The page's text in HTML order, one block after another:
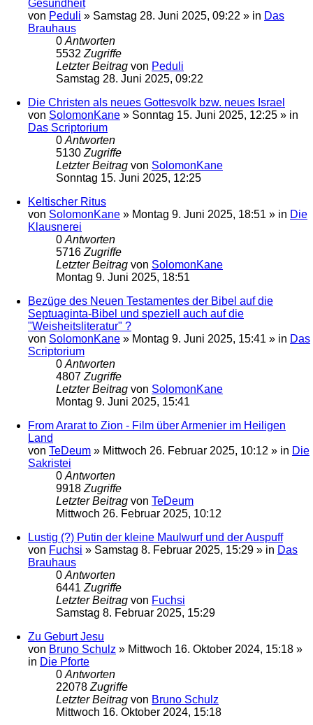
Gesundheit
von Peduli » Samstag 28. Juni 2025, 09:22 » in Das
Brauhaus
0 Antworten
5532 Zugriffe
Letzter Beitrag von Peduli
Samstag 28. Juni 2025, 09:22
Die Christen als neues Gottesvolk bzw. neues Israel
von SolomonKane » Sonntag 15. Juni 2025, 12:25 » in
Das Scriptorium
0 Antworten
5130 Zugriffe
Letzter Beitrag von SolomonKane
Sonntag 15. Juni 2025, 12:25
Keltischer Ritus
von SolomonKane » Montag 9. Juni 2025, 18:51 » in Die
Klausnerei
0 Antworten
5716 Zugriffe
Letzter Beitrag von SolomonKane
Montag 9. Juni 2025, 18:51
Bezüge des Neuen Testamentes der Bibel auf die
Septuaginta-Bibel und speziell auch auf die
"Weisheitsliteratur" ?
von SolomonKane » Montag 9. Juni 2025, 15:41 » in Das
Scriptorium
0 Antworten
4807 Zugriffe
Letzter Beitrag von SolomonKane
Montag 9. Juni 2025, 15:41
From Ararat to Zion - Film über Armenier im Heiligen
Land
von TeDeum » Mittwoch 26. Februar 2025, 10:12 » in Die
Sakristei
0 Antworten
9918 Zugriffe
Letzter Beitrag von TeDeum
Mittwoch 26. Februar 2025, 10:12
Lustig (?) Putin der kleine Maulwurf und der Auspuff
von Fuchsi » Samstag 8. Februar 2025, 15:29 » in Das
Brauhaus
0 Antworten
6441 Zugriffe
Letzter Beitrag von Fuchsi
Samstag 8. Februar 2025, 15:29
Zu Geburt Jesu
von Bruno Schulz » Mittwoch 16. Oktober 2024, 15:18 »
in Die Pforte
0 Antworten
22078 Zugriffe
Letzter Beitrag von Bruno Schulz
Mittwoch 16. Oktober 2024, 15:18